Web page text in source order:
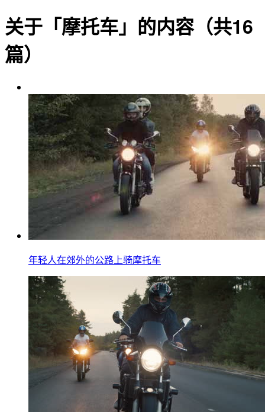
关于「摩托车」的内容（共16
篇）
年轻人在郊外的公路上骑摩托车